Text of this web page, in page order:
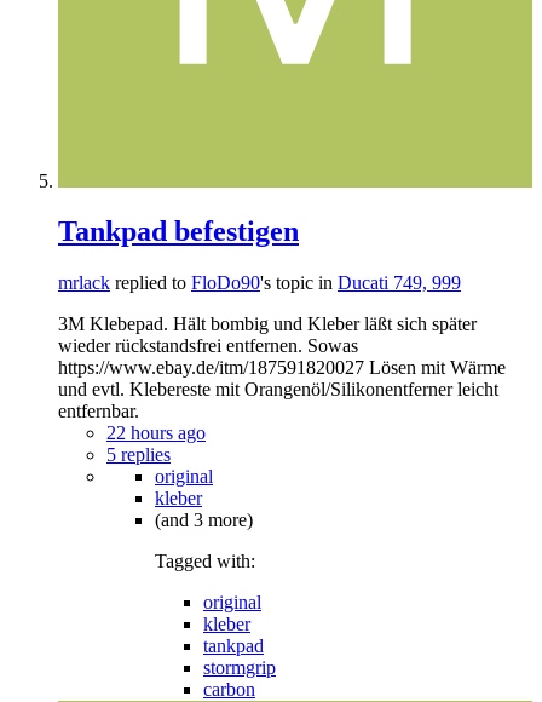
Tankpad befestigen
mrlack replied to FloDo90's topic in Ducati 749, 999
3M Klebepad. Hält bombig und Kleber läßt sich später
wieder rückstandsfrei entfernen. Sowas
https://www.ebay.de/itm/187591820027 Lösen mit Wärme
und evtl. Klebereste mit Orangenöl/Silikonentferner leicht
entfernbar.
22 hours ago
5 replies
original
kleber
(and 3 more)
Tagged with:
original
kleber
tankpad
stormgrip
carbon